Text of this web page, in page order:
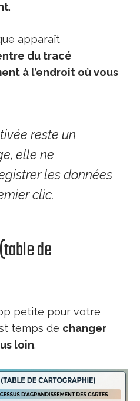
.
apparaît
du tracé
à l’endroit où vous
reste un
elle ne
les données
clic.
de
petite pour votre
temps de changer
loin.